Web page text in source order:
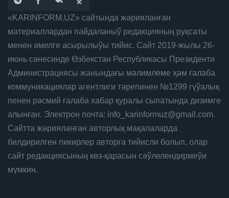
«KARINFORM.UZ» сайтында жәрияланған
материаллардан пайдаланыў редакцияның руқсаты
менен әмелге асырылыўы тийис. Сайт 2019-жылы 26-
июнь сәнесинде Өзбекстан Республикасы Президенти
Администрациясы жанындағы мәлимлеме ҳәм ғалаба
коммуникациялар агентлиги тәрепинен №1299 гүўалық
пенен рәсмий ғалаба хабар қуралы сыпатында дизимге
алынған. Электрон почта: info_karinformuz@gmail.com.
Сайтта жәрияланған авторлық мақалаларда
билдирилген пикирлер авторға тийисли болып, олар
сайт редакциясының көз-қарасын сәўлелендирмеўи
мүмкин.